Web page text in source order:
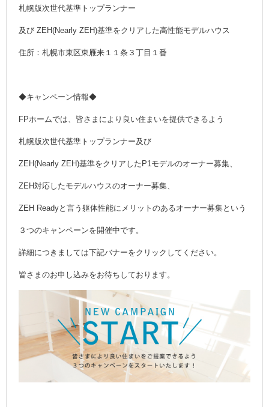
札幌版次世代基準トップランナー
及び ZEH(Nearly ZEH)基準をクリアした高性能モデルハウス
住所：札幌市東区東雁来１１条３丁目１番
◆キャンペーン情報◆
FPホームでは、皆さまにより良い住まいを提供できるよう
札幌版次世代基準トップランナー及び
ZEH(Nearly ZEH)基準をクリアしたP1モデルのオーナー募集、
ZEH対応したモデルハウスのオーナー募集、
ZEH Readyと言う躯体性能にメリットのあるオーナー募集という
３つのキャンペーンを開催中です。
詳細につきましては下記バナーをクリックしてください。
皆さまのお申し込みをお待ちしております。